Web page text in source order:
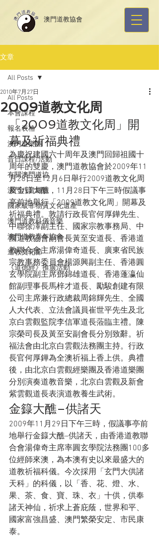
​澳門道教協會
文章
All Posts
本會課程
報名表格
澳門道樂團
昔日課程/活動
有關澳門道協
澳門八音鑼鼓
國家級非物質文化遺產
澳門道教科儀音樂
澳門道教青年協會
道教文化節
《道德經》推廣活動
All Posts
2009道教文化周
2010年7月27日
「2009道教文化周」開
幕及祈福典禮
為慶祝建國六十周年及澳門回歸祖國十
周年的雙慶，澳門道教協會於2009年11
月28日至12月6日舉行2009道教文化周
及金籙大醮，11月28日下午三時假議事
亭前地舉行「2009道教文化周」開幕及
祈福典禮。敦請行政長官何厚鏵先生、
中聯徐澤副主任、國家宗教事務局、中
國道教協會副會長黃至安道長、香港道
教聯合會主席湯偉奇道長、廣東省民族
宗教事務委員會楊源興副主任、香港圓
玄學院副主席鄧錦雄道長、香港蓬瀛仙
館副理事長馬梓才道長、勵駿創建有限
公司主席兼行政總裁周錦輝先生、全國
人大代表、立法會議員崔世平先生及北
京白雲觀監院李信軍道長蒞臨主禮。陳
宗榮司長及黃至安副會長分別致辭。祈
福法會由北京白雲觀法務團主持。行政
長官何厚鏵為全澳祈福上香上供。典禮
後，由北京白雲觀經樂團及香港道樂團
分別演奏道教音樂，北京白雲觀及新會
紫雲觀道長表演道教養生武術。
金籙大醮–供諸天
2009年11月29日下午三時，假議事亭前
地舉行金籙大醮–供諸天，由香港道教聯
合會湯偉奇主席率圓玄學院法務團100多
位經師來澳，為本澳有史以來最盛大的
道教祈福科儀。今次採用「玄門大供諸
天科」的科儀，以「香、花、燈、水、
果、茶、食、寶、珠、衣」十供，供奉
諸天神仙，祈求上蒼庇蔭，世界和平、
國家富強昌盛、澳門繁榮安定、市民康
泰。